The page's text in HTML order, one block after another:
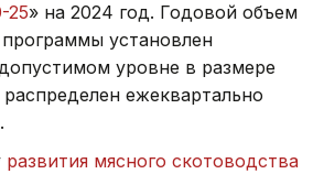
25» на 2024 год. Годовой объем
установлен
уровне в размере
ежеквартально
развития мясного скотоводства